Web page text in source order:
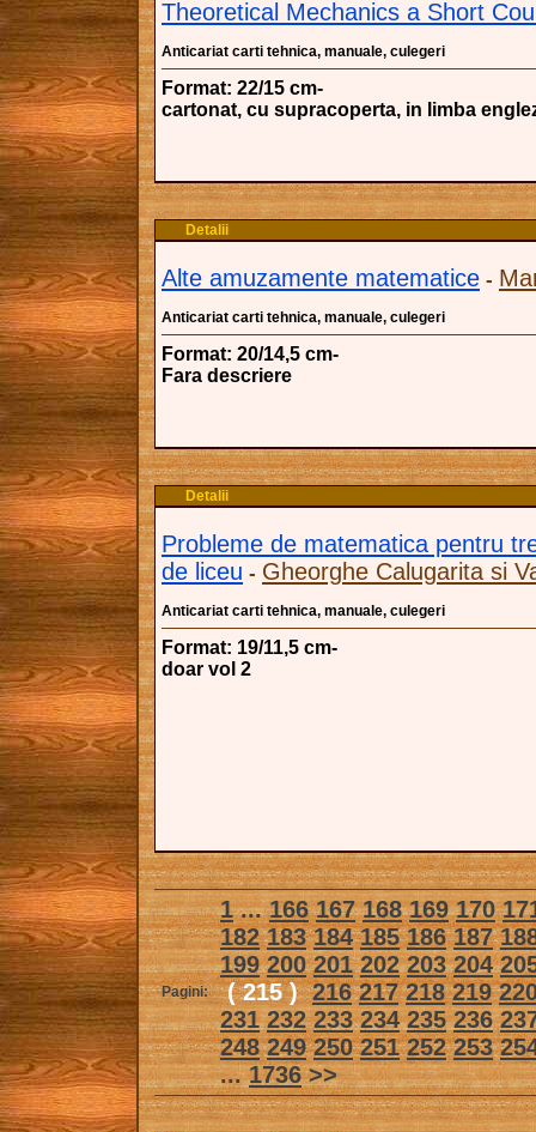
Theoretical Mechanics a Short
Anticariat carti tehnica, manuale, culegeri
Format: 22/15 cm-
cartonat, cu supracoperta, in limba
Detalii
Alte amuzamente matematice -
Anticariat carti tehnica, manuale, culegeri
Format: 20/14,5 cm-
Fara descriere
Detalii
Probleme de matematica pentru
de liceu - Gheorghe Calugarita si
Anticariat carti tehnica, manuale, culegeri
Format: 19/11,5 cm-
doar vol 2
Pagini:
1...166 167 168 169 170
182 183 184 185 186 187
199 200 201 202 203 204
( 215 ) 216 217 218 219
231 232 233 234 235 236
248 249 250 251 252 253
...1736>>